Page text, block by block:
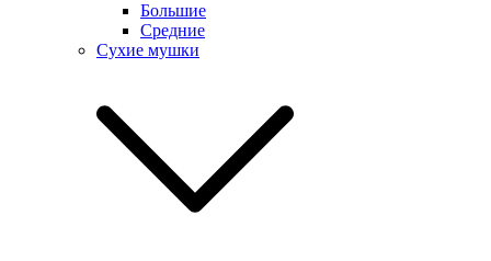
Большие
Средние
Сухие мушки